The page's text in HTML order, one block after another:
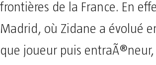
frontières de la France. En
Madrid, où Zidane a évolué
que joueur puis